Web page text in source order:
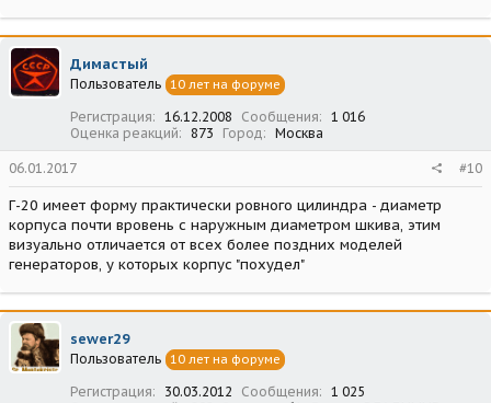
Димастый
Пользователь 10 лет на форуме
Регистрация 16.12.2008 Сообщения
1 016
Оценка реакций
873 Город Москва
06.01.2017 #10
Г-20 имеет форму практически ровного цилиндра - диаметр
корпуса почти вровень с наружным диаметром шкива, этим
визуально отличается от всех более поздних моделей
генераторов, у которых корпус "похудел"
sewer29
Пользователь 10 лет на форуме
Регистрация 30.03.2012 Сообщения
1 025